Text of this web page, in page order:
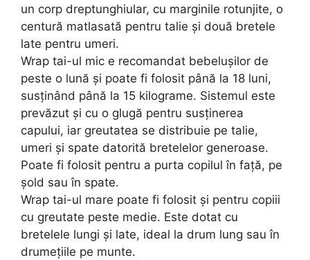
un corp dreptunghiular, cu marginile rotunjite, o
centură matlasată pentru talie și două bretele
late pentru umeri.
Wrap tai-ul mic e recomandat bebelușilor de
peste o lună și poate fi folosit până la 18 luni,
susținând până la 15 kilograme. Sistemul este
prevăzut și cu o glugă pentru susținerea
capului, iar greutatea se distribuie pe talie,
umeri și spate datorită bretelelor generoase.
Poate fi folosit pentru a purta copilul în față, pe
șold sau în spate.
Wrap tai-ul mare poate fi folosit și pentru copiii
cu greutate peste medie. Este dotat cu
bretelele lungi și late, ideal la drum lung sau în
drumețiile pe munte.